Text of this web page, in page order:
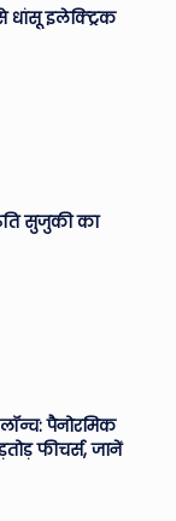
धांसू इलेक्ट्रिक
सुजुकी का
पैनोरमिक
फीचर्स, जानें